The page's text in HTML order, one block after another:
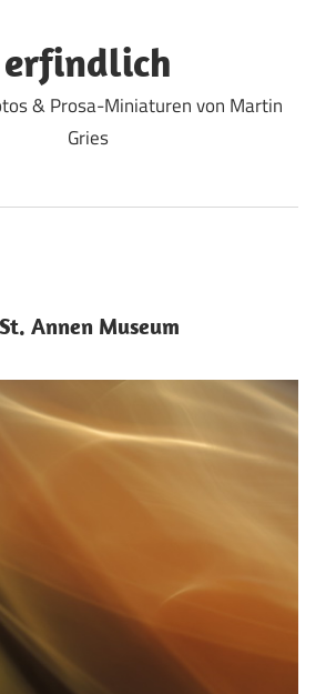
erfindlich
& Prosa-Miniaturen von Martin
Gries
St. Annen Museum